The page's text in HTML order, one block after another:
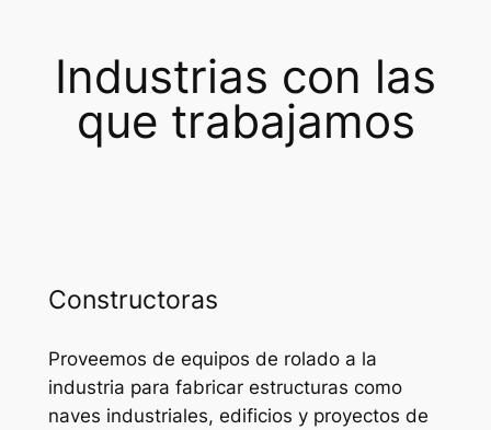
Industrias con las
que trabajamos
Constructoras
Proveemos de equipos de rolado a la
industria para fabricar estructuras como
naves industriales, edificios y proyectos de